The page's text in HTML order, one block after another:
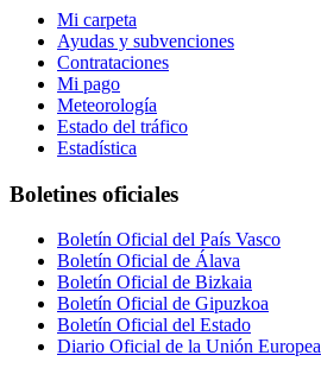
Mi carpeta
Ayudas y subvenciones
Contrataciones
Mi pago
Meteorología
Estado del tráfico
Estadística
Boletines oficiales
Boletín Oficial del País Vasco
Boletín Oficial de Álava
Boletín Oficial de Bizkaia
Boletín Oficial de Gipuzkoa
Boletín Oficial del Estado
Diario Oficial de la Unión Europea